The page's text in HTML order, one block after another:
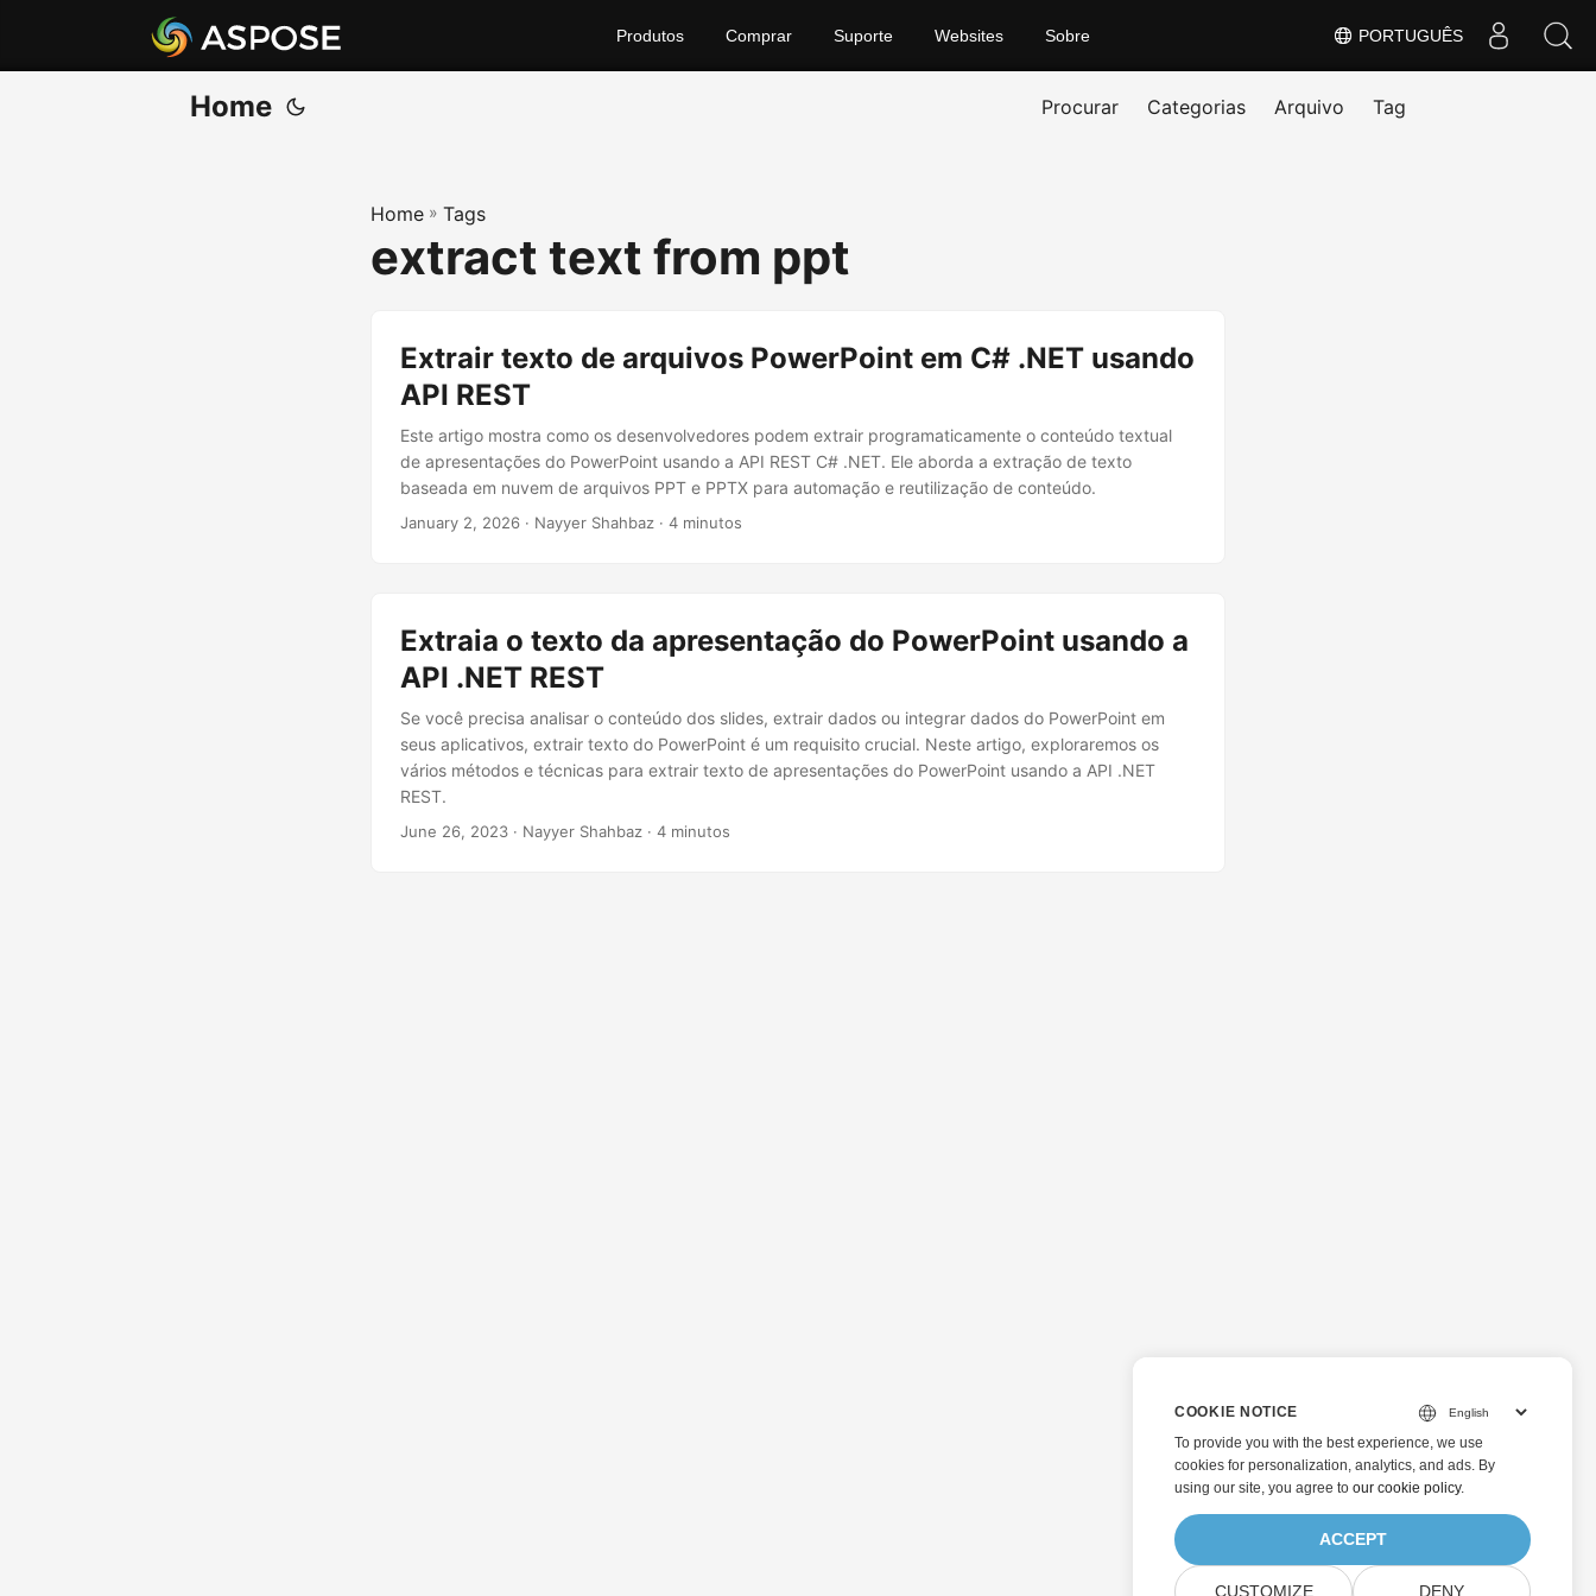
PORTUGUÊS
Produtos Comprar Suporte Websites Sobre
Home Procurar Categorias Arquivo Tag
Home » Tags
extract text from ppt
Extrair texto de arquivos PowerPoint em C# .NET usando
API REST
Este artigo mostra como os desenvolvedores podem extrair programaticamente o conteúdo textual
de apresentações do PowerPoint usando a API REST C# .NET. Ele aborda a extração de texto
baseada em nuvem de arquivos PPT e PPTX para automação e reutilização de conteúdo.
January 2, 2026 · Nayyer Shahbaz · 4 minutos
Extraia o texto da apresentação do PowerPoint usando a
API .NET REST
Se você precisa analisar o conteúdo dos slides, extrair dados ou integrar dados do PowerPoint em
seus aplicativos, extrair texto do PowerPoint é um requisito crucial. Neste artigo, exploraremos os
vários métodos e técnicas para extrair texto de apresentações do PowerPoint usando a API .NET
REST.
June 26, 2023 · Nayyer Shahbaz · 4 minutos
COOKIE NOTICE
To provide you with the best experience, we use
cookies for personalization, analytics, and ads. By
using our site, you agree to our cookie policy.
ACCEPT
CUSTOMIZE DENY